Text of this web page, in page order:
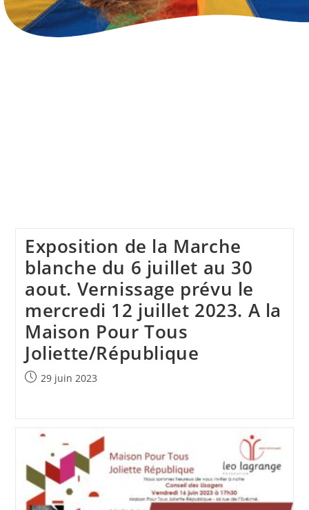
Exposition de la Marche
blanche du 6 juillet au 30
aout. Vernissage prévu le
mercredi 12 juillet 2023. A la
Maison Pour Tous
Joliette/République
Publication
29 juin 2023